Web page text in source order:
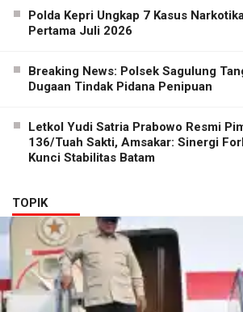
Polda Kepri Ungkap 7 Kasus
Pertama Juli 2026
Breaking News: Polsek Sagulung
Dugaan Tindak Pidana Penipuan
Letkol Yudi Satria Prabowo Resmi
136/Tuah Sakti, Amsakar: Sinergi
Kunci Stabilitas Batam
TOPIK